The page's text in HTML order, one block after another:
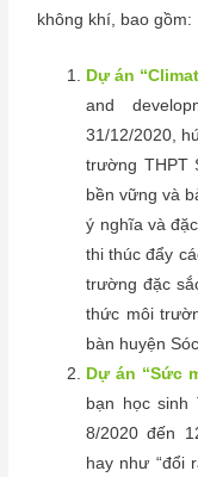
không khí, bao gồm:
Dự án
and
31/12/2020,
trường THPT
bền vững và
ý nghĩa và
thi thúc đẩy
trường đặc
thức môi
bàn huyện
Dự án “Sức
bạn học sinh
8/2020 đến
hay như “đổi